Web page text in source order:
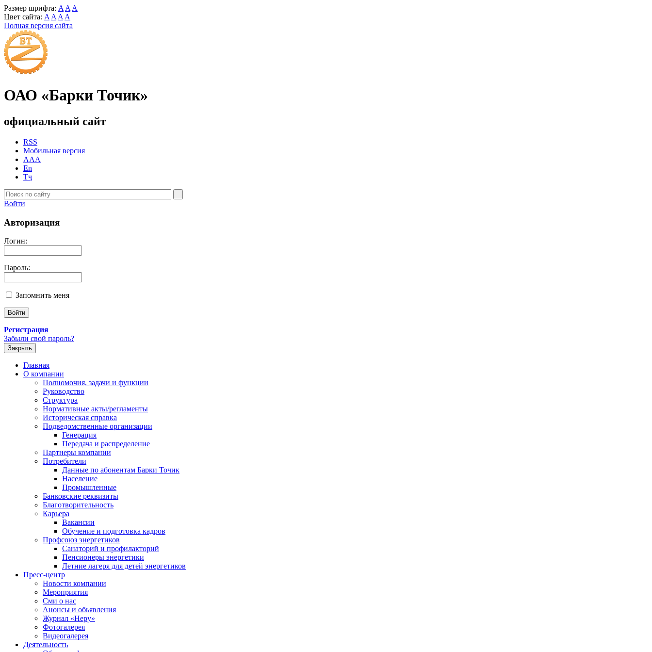
Размер шрифта: A A A
Цвет сайта: A A A A
Полная версия сайта
ОАО «Барки Точик»
официальный сайт
RSS
Мобильная версия
AAA
En
Тҷ
Войти
Авторизация
Логин:
Пароль:
Запомнить меня
Регистрация
Забыли свой пароль?
Закрыть
Главная
О компании
Полномочия, задачи и функции
Руководство
Структура
Нормативные акты/регламенты
Историческая справка
Подведомственные организации
Генерация
Передача и распределение
Партнеры компании
Потребители
Данные по абонентам Барки Точик
Население
Промышленные
Банковские реквизиты
Благотворительность
Карьера
Вакансии
Обучение и подготовка кадров
Профсоюз энергетиков
Санаторий и профилакторий
Пенсионеры энергетики
Летние лагеря для детей энергетиков
Пресс-центр
Новости компании
Мероприятия
Сми о нас
Анонсы и обьявления
Журнал «Неру»
Фотогалерея
Видеогалерея
Деятельность